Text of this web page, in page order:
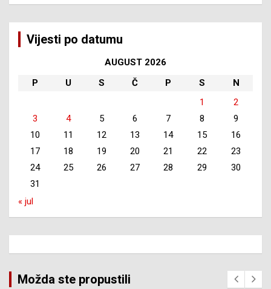
Vijesti po datumu
AUGUST 2026
P
U S Č P S
N
1
2
3
4 5 6 7 8
9
10
11 12 13 14 15
16
17
18 19 20 21 22
23
24
25 26 27 28 29
30
31
« jul
Možda ste propustili